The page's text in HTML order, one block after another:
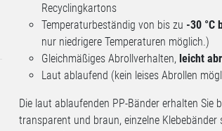
Recyclingkartons
Temperaturbeständig von bis zu -30 °C
nur niedrigere Temperaturen möglich.)
Gleichmäßiges Abrollverhalten, leicht
Laut ablaufend (kein leises Abrollen
Die laut ablaufenden PP-Bänder erhalten Sie
transparent und braun, einzelne